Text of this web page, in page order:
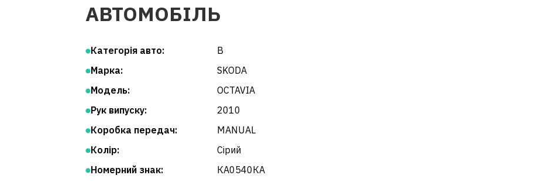
АВТОМОБІЛЬ
Категорія авто:
B
Марка:
SKODA
Модель:
OCTAVIA
Рук випуску:
2010
Коробка передач:
MANUAL
Колір:
Сірий
Номерний знак:
КА0540КА